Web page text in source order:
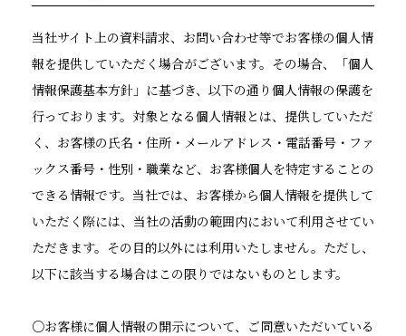
当社サイト上の資料請求、お問い合わせ等でお客様の個人情
報を提供していただく場合がございます。その場合、「個人
情報保護基本方針」に基づき、以下の通り個人情報の保護を
行っております。対象となる個人情報とは、提供していただ
く、お客様の氏名・住所・メールアドレス・電話番号・ファ
ックス番号・性別・職業など、お客様個人を特定することの
できる情報です。当社では、お客様から個人情報を提供して
いただく際には、当社の活動の範囲内において利用させてい
ただきます。その目的以外には利用いたしません。ただし、
以下に該当する場合はこの限りではないものとします。
○お客様に個人情報の開示について、ご同意いただいている